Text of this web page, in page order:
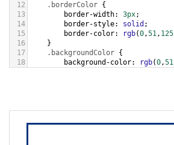
12
.borderColor {
13
border-width: 3px;
14
border-style: solid ;
15
border-color: rgb(0,51, 125
16
}
17
.backgroundColor {
18
background-color: rgb(0,51
white, rgb(0,51,125));